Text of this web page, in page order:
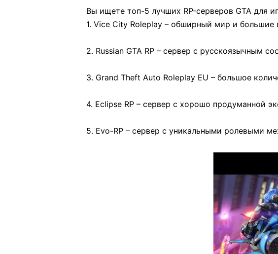
Вы ищете топ-5 лучших RP-серверов GTA для
1. Vice City Roleplay – обширный мир и большие
2. Russian GTA RP – сервер с русскоязычным
3. Grand Theft Auto Roleplay EU – большое
4. Eclipse RP – сервер с хорошо продуманной
5. Evo-RP – сервер с уникальными ролевыми